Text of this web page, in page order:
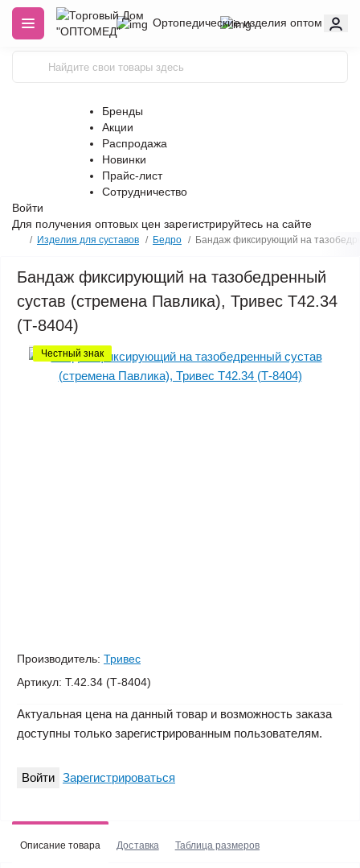
Ортопедические изделия оптом
Бренды
Акции
Распродажа
Новинки
Прайс-лист
Сотрудничество
Войти
Для получения оптовых цен зарегистрируйтесь на сайте
Изделия для суставов Бедро Бандаж фиксирующий на
Бандаж фиксирующий на тазобедренный
сустав (стремена Павлика), Тривес Т42.34
(Т-8404)
Честный знак
Производитель: Тривес
Артикул: Т.42.34 (Т-8404)
Актуальная цена на данный товар и возможность заказа
доступны только зарегистрированным пользователям.
Войти Зарегистрироваться
Описание товара Доставка Таблица размеров